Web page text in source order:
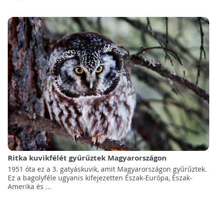
Ritka kuvikfélét gyűrűztek Magyarországon
1951 óta ez a 3. gatyáskuvik, amit Magyarországon gyűrűztek.
Ez a bagolyféle ugyanis kifejezetten Észak-Európa, Észak-
Amerika és ...